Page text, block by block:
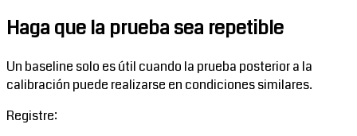
Haga que la prueba sea repetible
Un baseline solo es útil cuando la prueba posterior a la
calibración puede realizarse en condiciones similares.
Registre: